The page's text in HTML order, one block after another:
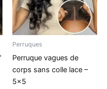
Perruques
Perruque vagues de
corps sans colle lace –
5×5